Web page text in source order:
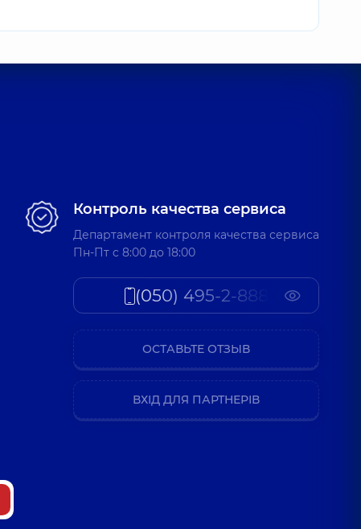
Контроль качества сервиса
Департамент контроля качества сервиса
Пн-Пт c 8:00 до 18:00
(050) 495-2-888
ОСТАВЬТЕ ОТЗЫВ
ВХІД ДЛЯ ПАРТНЕРІВ